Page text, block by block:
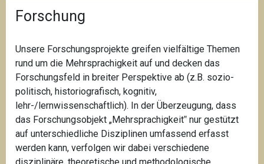
f
a
n
a
v
i
g
a
t
i
o
n
Forschung
Unsere Forschungsprojekte greifen vielfältige Themen
rund um die Mehrsprachigkeit auf und decken das
Forschungsfeld in breiter Perspektive ab (z.B. sozio-
politisch, historiografisch, kognitiv,
lehr-/lernwissenschaftlich). In der Überzeugung, dass
das Forschungsobjekt „Mehrsprachigkeit‟ nur gestützt
auf unterschiedliche Disziplinen umfassend erfasst
werden kann, verfolgen wir dabei verschiedene